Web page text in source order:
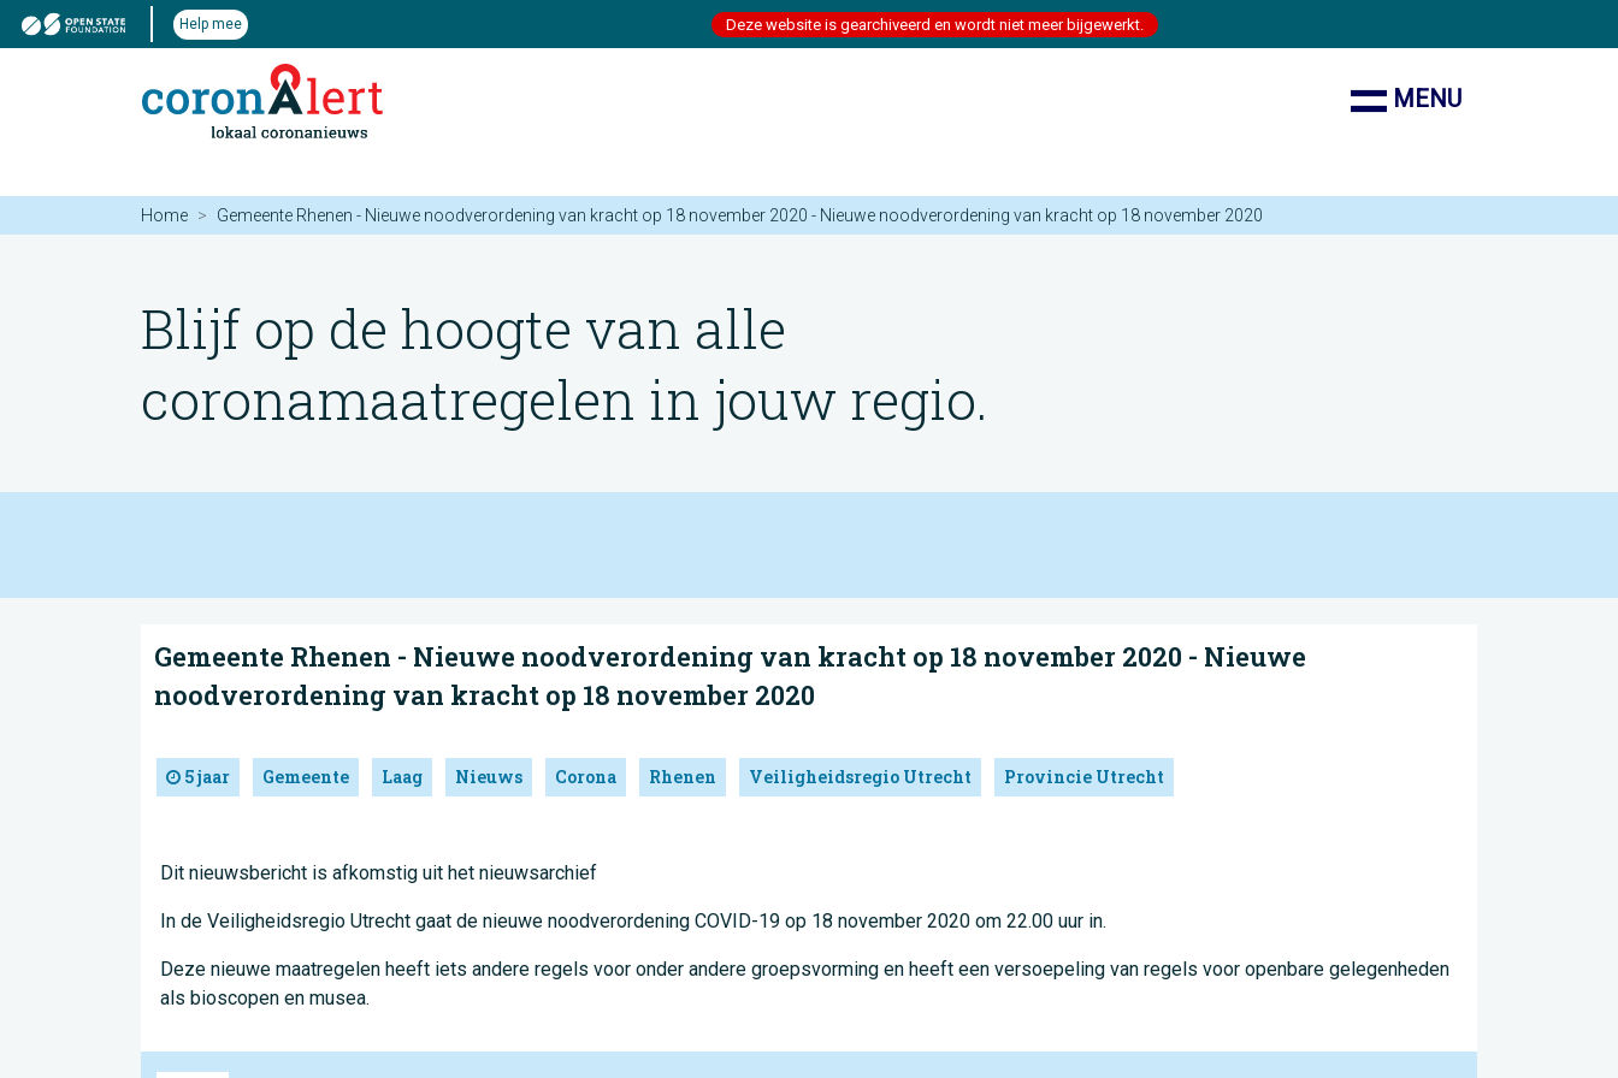
Help mee Deze website is gearchiveerd en wordt niet meer bijgewerkt.
MENU
Home Gemeente Rhenen - Nieuwe noodverordening van kracht op 18 november 2020 - Nieuwe noodverordening van kracht op 18 november 2020
Blijf op de hoogte van alle
coronamaatregelen in jouw regio.
Gemeente Rhenen - Nieuwe noodverordening van kracht op 18 november 2020 - Nieuwe
noodverordening van kracht op 18 november 2020
5 jaar Gemeente Laag Nieuws Corona Rhenen Veiligheidsregio Utrecht Provincie Utrecht
Dit nieuwsbericht is afkomstig uit het nieuwsarchief
In de Veiligheidsregio Utrecht gaat de nieuwe noodverordening COVID-19 op 18 november 2020 om 22.00 uur in.
Deze nieuwe maatregelen heeft iets andere regels voor onder andere groepsvorming en heeft een versoepeling van regels voor openbare gelegenheden
als bioscopen en musea.